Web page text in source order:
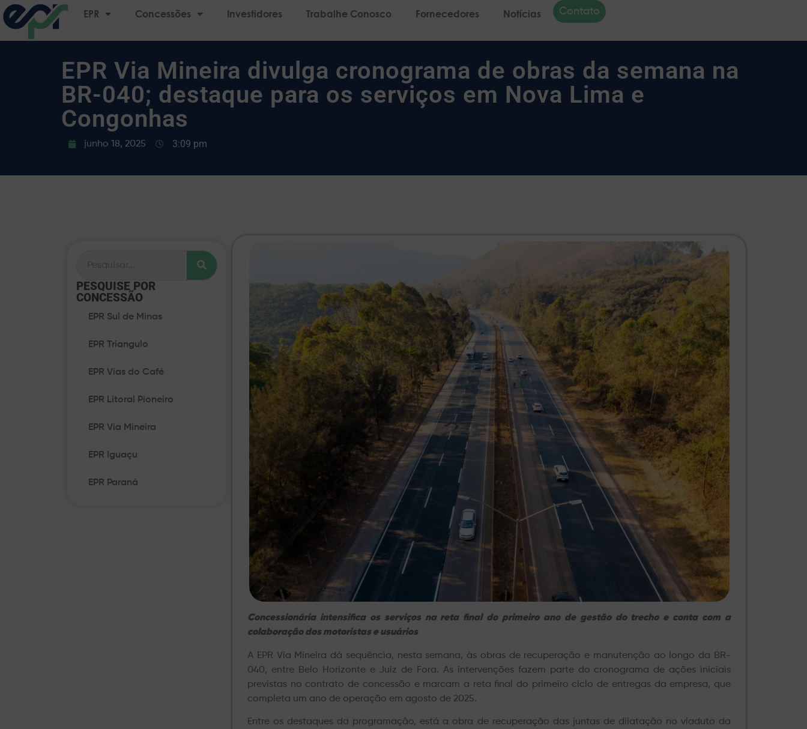
EPR Concessões Investidores Trabalhe Conosco Fornecedores Notícias Contato
EPR Via Mineira divulga cronograma de obras da semana na
BR-040; destaque para os serviços em Nova Lima e
Congonhas
junho 18, 2025 3:09 pm
PESQUISE POR
CONCESSÃO​
EPR Sul de Minas
EPR Triangulo
EPR Vias do Café
EPR Litoral Pioneiro
EPR Via Mineira
EPR Iguaçu
EPR Paraná
Concessionária intensifica os serviços na reta final do primeiro ano de gestão do trecho e conta com a
colaboração dos motoristas e usuários
A EPR Via Mineira dá sequência, nesta semana, às obras de recuperação e manutenção ao longo da BR-
040, entre Belo Horizonte e Juiz de Fora. As intervenções fazem parte do cronograma de ações iniciais
previstas no contrato de concessão e marcam a reta final do primeiro ciclo de entregas da empresa, que
completa um ano de operação em agosto de 2025.
Entre os destaques da programação, está a obra de recuperação das juntas de dilatação no viaduto da